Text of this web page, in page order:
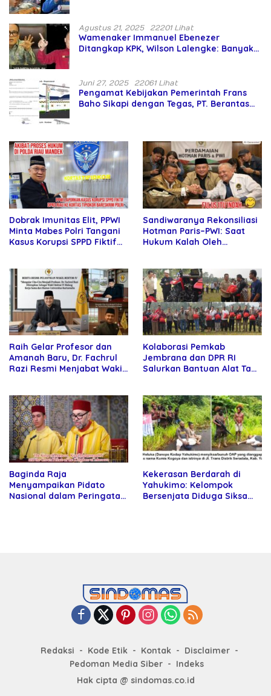
Agustus 21, 2025 22201 Lihat
Wamenaker Immanuel Ebenezer
Ditangkap KPK, Wilson Lalengke: Banyak
Juni 27, 2025 22061 Lihat
Pengamat Kebijakan Pemerintah Frans
Baho Sikapi dengan Tegas, PT. Berantas
Dobrak Imunitas Elit, PPWI
Minta Mabes Polri Tangani
Kasus Korupsi SPPD Fiktif
Sandiwaranya Rekonsiliasi
Hotman Paris–PWI: Saat
Hukum Kalah Oleh
Raih Gelar Profesor dan
Amanah Baru, Dr. Fachrul
Razi Resmi Menjabat Wakil
Kolaborasi Pemkab
Jembrana dan DPR RI
Salurkan Bantuan Alat Tani
Baginda Raja
Menyampaikan Pidato
Nasional dalam Peringatan
Kekerasan Berdarah di
Yahukimo: Kelompok
Bersenjata Diduga Siksa
Redaksi Kode Etik Kontak
Disclaimer
Pedoman Media Siber
Indeks
Hak cipta @ sindomas.co.id